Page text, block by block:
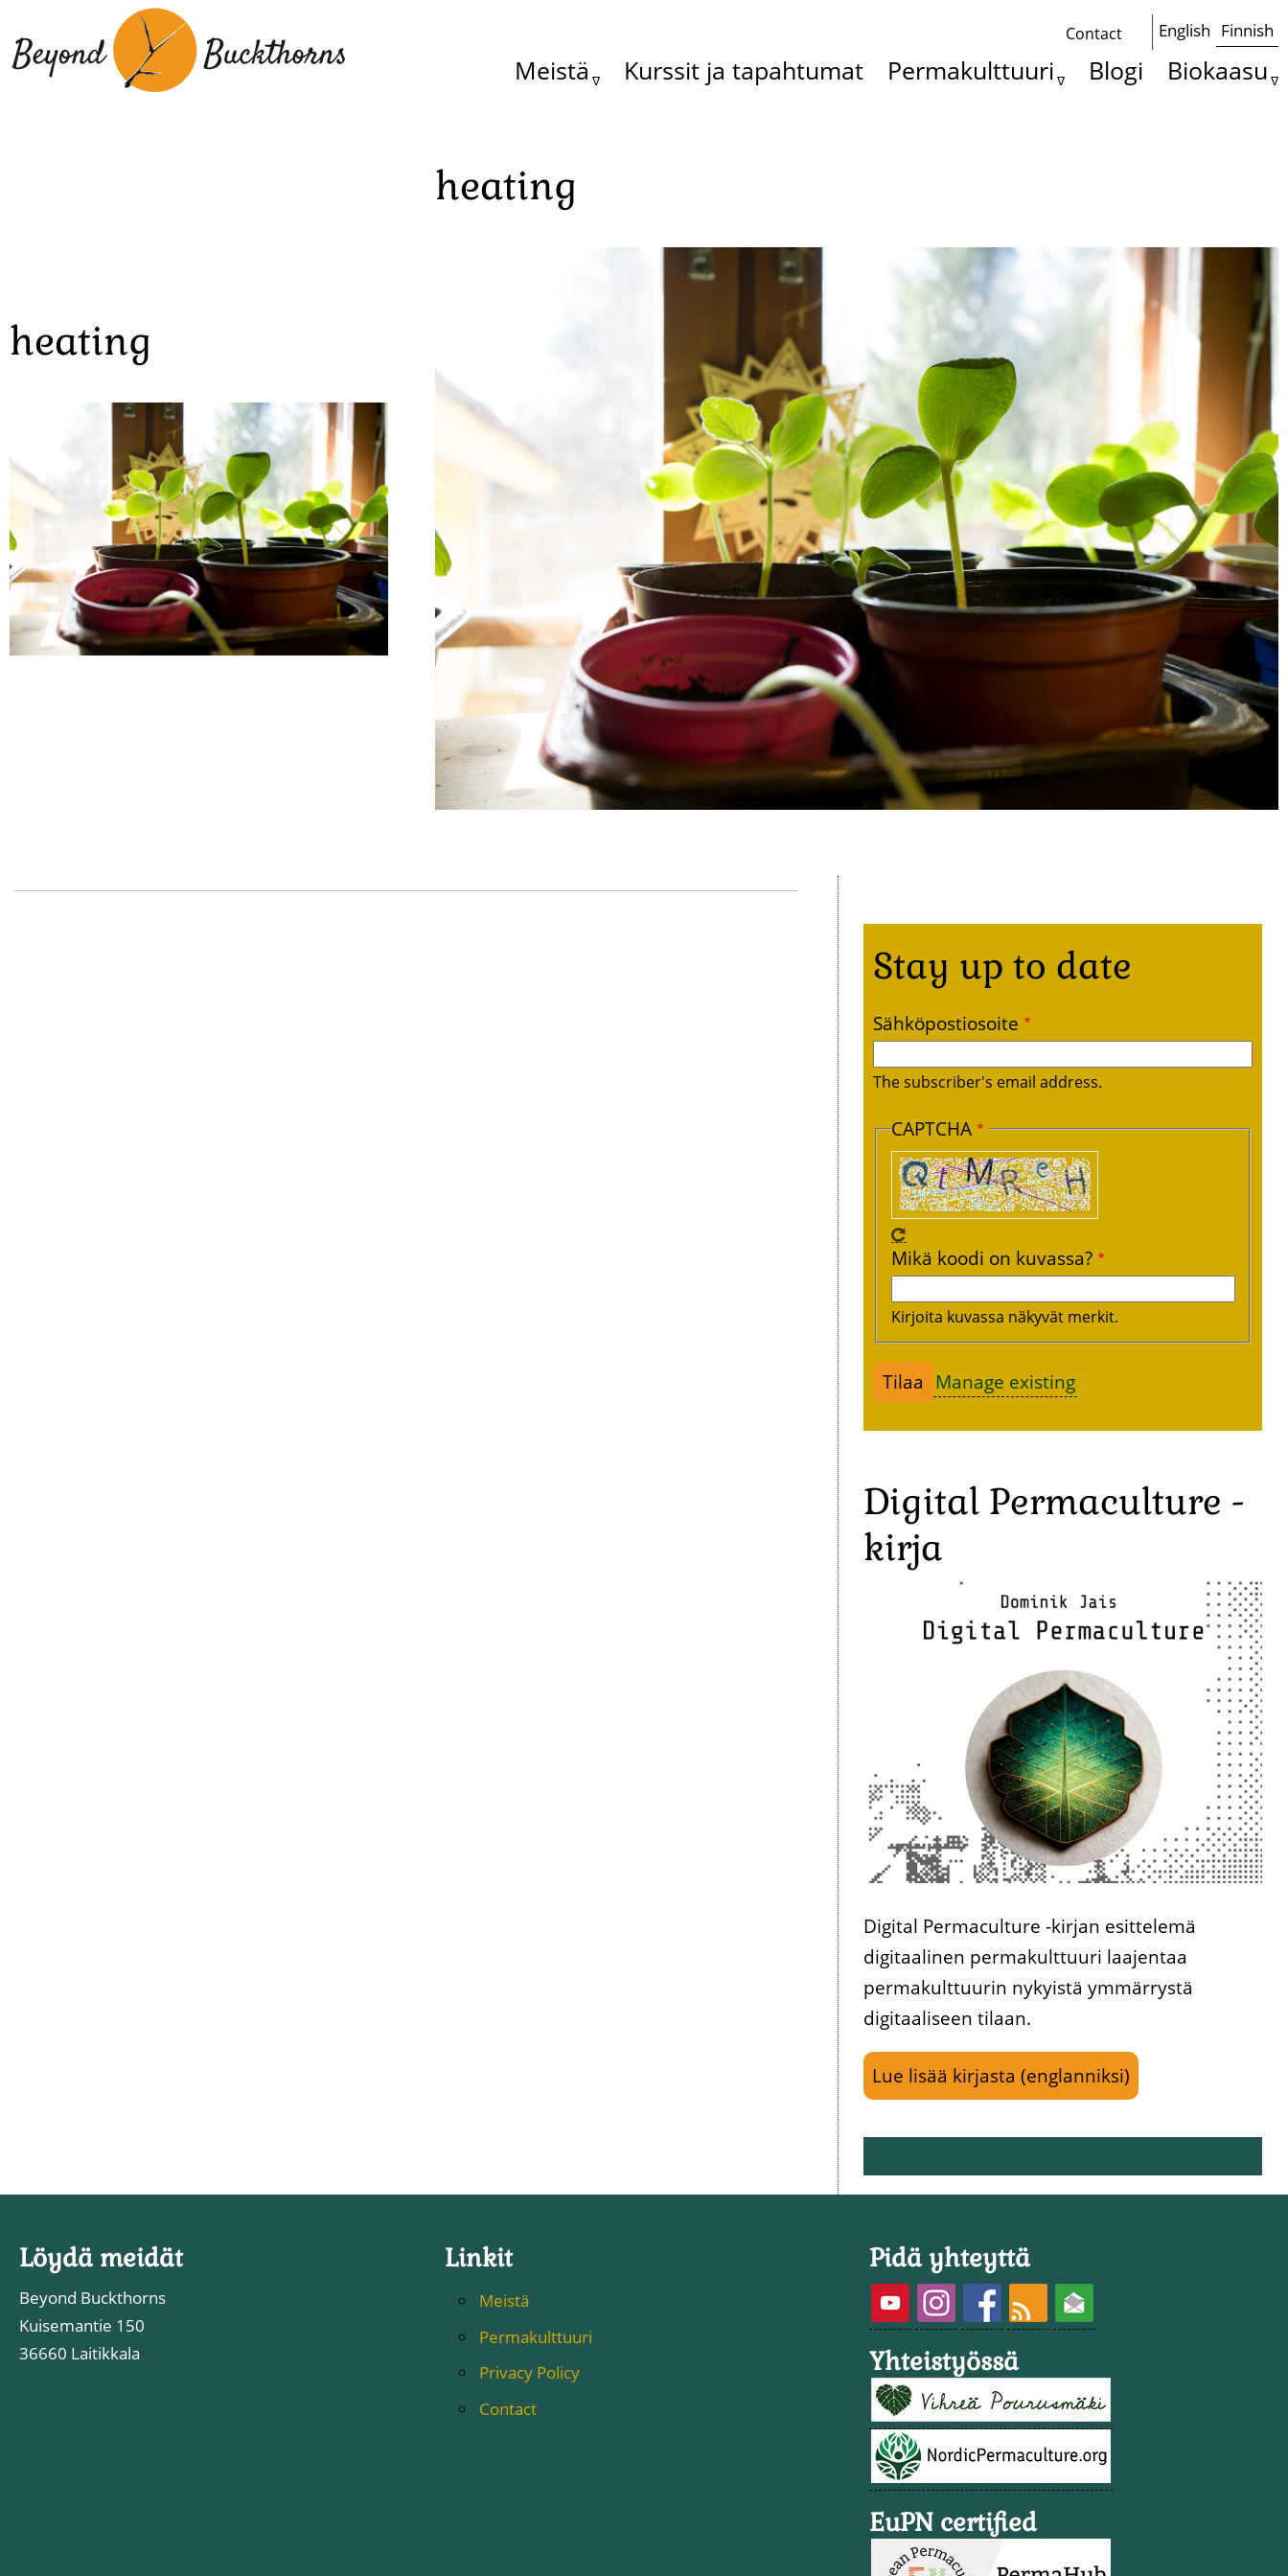
pääsisältöön
Some
basics
Contact English Finnish
Main
Meistä Kurssit ja tapahtumat Permakulttuuri Blogi Biokaasu
heating
heating
Stay up to date
Sähköpostiosoite
The subscriber's email address.
CAPTCHA
Mikä koodi on kuvassa?
Kirjoita kuvassa näkyvät merkit.
Manage existing
Digital Permaculture -
kirja
Digital Permaculture -kirjan esittelemä
digitaalinen permakulttuuri laajentaa
permakulttuurin nykyistä ymmärrystä
digitaaliseen tilaan.
Lue lisää kirjasta (englanniksi)
Löydä meidät
Beyond Buckthorns
Kuisemantie 150
36660 Laitikkala
Linkit
Meistä
Permakulttuuri
Privacy Policy
Contact
Pidä yhteyttä
Yhteistyössä
EuPN certified